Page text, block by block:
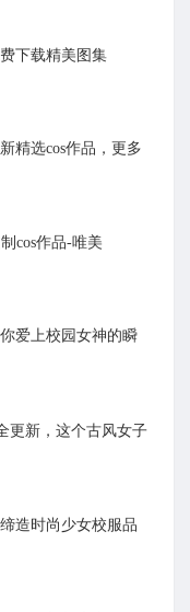
下载精美图集
精选cos作品，更多
cos作品-唯美
爱上校园女神的瞬
更新，这个古风女子
造时尚少女校服品